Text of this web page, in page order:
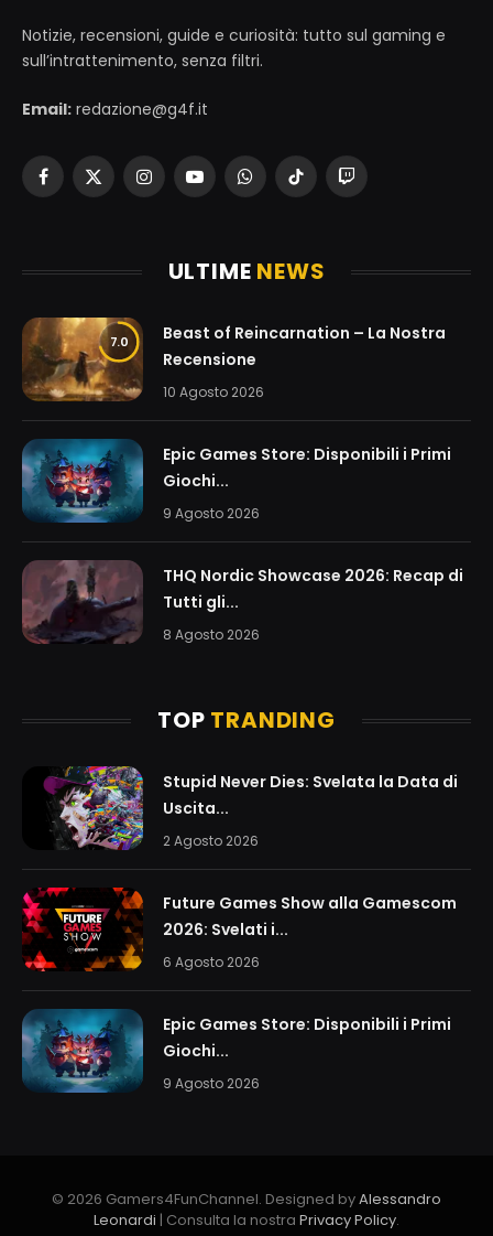
Notizie, recensioni, guide e curiosità: tutto sul gaming e
sull’intrattenimento, senza filtri.
Email: redazione@g4f.it
Facebook
X
InstagramYouTubeWhatsAppTikTokTwitch
ULTIME NEWS
7.0
Beast of Reincarnation – La Nostra
Recensione
10 Agosto 2026
Epic Games Store: Disponibili i Primi
Giochi...
9 Agosto 2026
THQ Nordic Showcase 2026: Recap di
Tutti gli...
8 Agosto 2026
TOP TRANDING
Stupid Never Dies: Svelata la Data di
Uscita...
2 Agosto 2026
Future Games Show alla Gamescom
2026: Svelati i...
6 Agosto 2026
Epic Games Store: Disponibili i Primi
Giochi...
9 Agosto 2026
© 2026 Gamers4FunChannel. Designed byAlessandro
Leonardi | Consulta la nostra Privacy Policy.